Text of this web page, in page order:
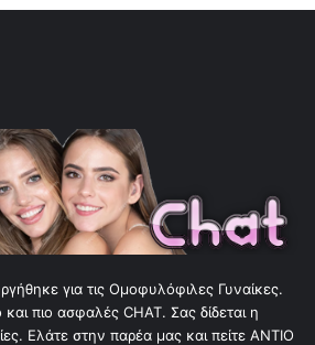
για τις Ομοφυλόφιλες Γυναίκες.
και πιο ασφαλές CHAT. Σας δίδεται η
Ελάτε στην παρέα μας και πείτε ΑΝΤΙΟ